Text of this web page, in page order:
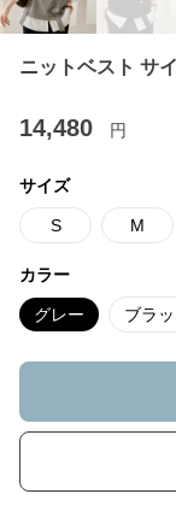
ニットベスト サ
14,480 円
サイズ
S M
カラー
グレー ブラ